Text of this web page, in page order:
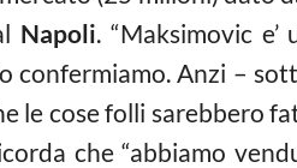
Napoli. “Maksimovic e’
confermiamo. Anzi –
le cose folli sarebbero
che “abbiamo